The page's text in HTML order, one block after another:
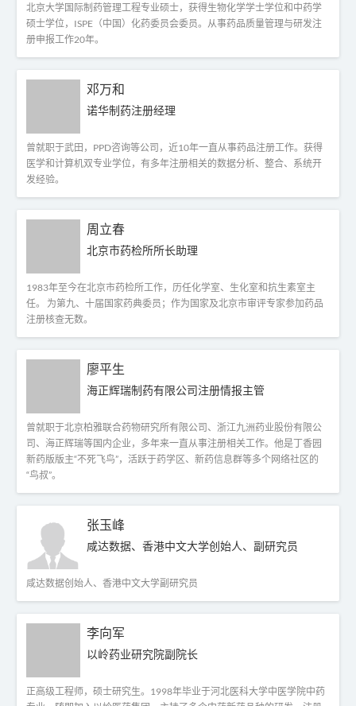
北京大学国际制药管理工程专业硕士，获得生物化学学士学位和中药学
硕士学位，ISPE（中国）化药委员会委员。从事药品质量管理与研发注
册申报工作20年。
邓万和
诺华制药注册经理
曾就职于武田，PPD咨询等公司，近10年一直从事药品注册工作。获得
医学和计算机双专业学位，有多年注册相关的数据分析、整合、系统开
发经验。
周立春
北京市药检所所长助理
1983年至今在北京市药检所工作，历任化学室、生化室和抗生素室主
任。 为第九、十届国家药典委员；作为国家及北京市审评专家参加药品
注册核查无数。
廖平生
海正辉瑞制药有限公司注册情报主管
曾就职于北京柏雅联合药物研究所有限公司、浙江九洲药业股份有限公
司、海正辉瑞等国内企业，多年来一直从事注册相关工作。他是丁香园
新药版版主“不死飞鸟”，活跃于药学区、新药信息群等多个网络社区的
“鸟叔”。
张玉峰
咸达数据、香港中文大学创始人、副研究员
咸达数据创始人、香港中文大学副研究员
李向军
以岭药业研究院副院长
正高级工程师，硕士研究生。1998年毕业于河北医科大学中医学院中药